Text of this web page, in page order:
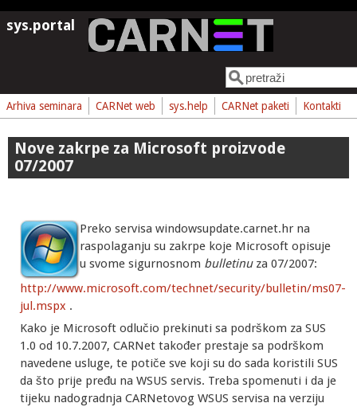
Skoči na glavni sadržaj
sys.portal
Obrazac pretrage
Pretraga
Arhiva seminara CARNet web sys.help CARNet paketi Kontakti
Nove zakrpe za Microsoft proizvode
07/2007
Preko servisa windowsupdate.carnet.hr na
raspolaganju su zakrpe koje Microsoft opisuje
u svome sigurnosnom bulletinuza 07/2007:
http://www.microsoft.com/technet/security/bulletin/ms07-
jul.mspx .
Kako je Microsoft odlučio prekinuti sa podrškom za SUS
1.0 od 10.7.2007, CARNet također prestaje sa podrškom
navedene usluge, te potiče sve koji su do sada koristili SUS
da što prije pređu na WSUS servis. Treba spomenuti i da je
tijeku nadogradnja CARNetovog WSUS servisa na verziju